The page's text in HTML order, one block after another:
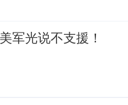
军光说不支援！